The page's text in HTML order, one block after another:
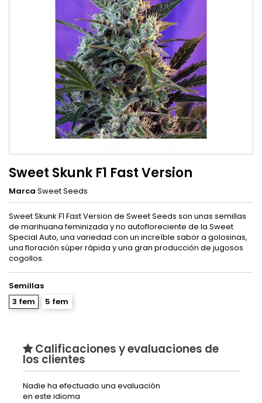
Sweet Skunk F1 Fast Version
Marca Sweet Seeds
Sweet Skunk F1 Fast Version de Sweet Seeds son unas semillas
de marihuana feminizada y no autofloreciente de la Sweet
Special Auto, una variedad con un increíble sabor a golosinas,
una floración súper rápida y una gran producción de jugosos
cogollos.
Semillas
3 fem
5 fem
Calificaciones y evaluaciones de
los clientes
Nadie ha efectuado una evaluación
en este idioma